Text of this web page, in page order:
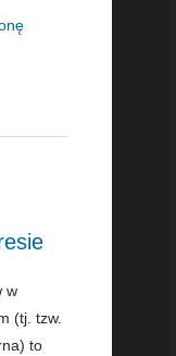
w
(tj. tzw.
to